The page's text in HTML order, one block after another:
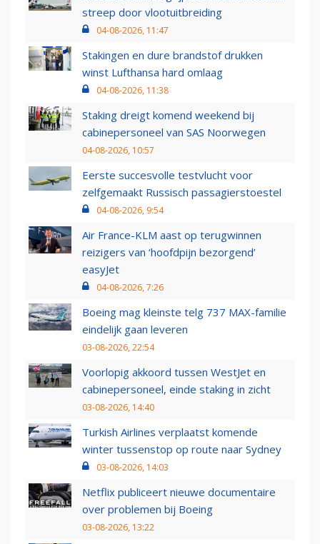
streep door vlootuitbreiding
04-08-2026, 11:47
Stakingen en dure brandstof drukken
winst Lufthansa hard omlaag
04-08-2026, 11:38
Staking dreigt komend weekend bij
cabinepersoneel van SAS Noorwegen
04-08-2026, 10:57
Eerste succesvolle testvlucht voor
zelfgemaakt Russisch passagierstoestel
04-08-2026, 9:54
Air France-KLM aast op terugwinnen
reizigers van ‘hoofdpijn bezorgend’
easyJet
04-08-2026, 7:26
Boeing mag kleinste telg 737 MAX-familie
eindelijk gaan leveren
03-08-2026, 22:54
Voorlopig akkoord tussen WestJet en
cabinepersoneel, einde staking in zicht
03-08-2026, 14:40
Turkish Airlines verplaatst komende
winter tussenstop op route naar Sydney
03-08-2026, 14:03
Netflix publiceert nieuwe documentaire
over problemen bij Boeing
03-08-2026, 13:22